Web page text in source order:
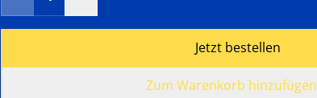
Jetzt bestellen
Zum Warenkorb hinzufügen